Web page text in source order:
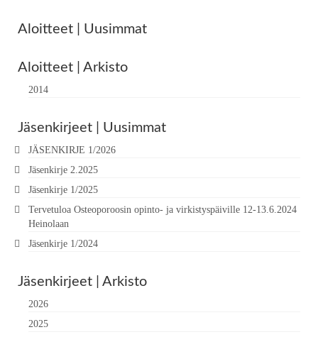
Aloitteet | Uusimmat
Aloitteet | Arkisto
2014
Jäsenkirjeet | Uusimmat
JÄSENKIRJE 1/2026
Jäsenkirje 2.2025
Jäsenkirje 1/2025
Tervetuloa Osteoporoosin opinto- ja virkistyspäiville 12-13.6.2024
Heinolaan
Jäsenkirje 1/2024
Jäsenkirjeet | Arkisto
2026
2025